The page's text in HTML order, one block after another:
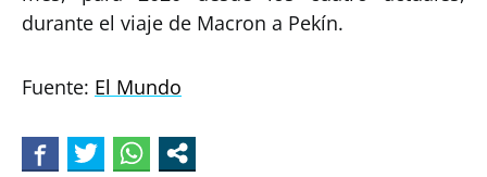
durante el viaje de Macron a Pekín.
Fuente: El Mundo